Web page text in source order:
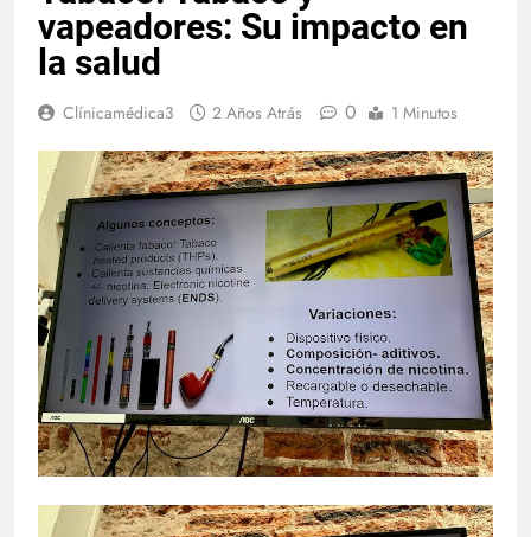
vapeadores: Su impacto en
la salud
Clínicamédica3 2 Años Atrás 0 1 Minutos